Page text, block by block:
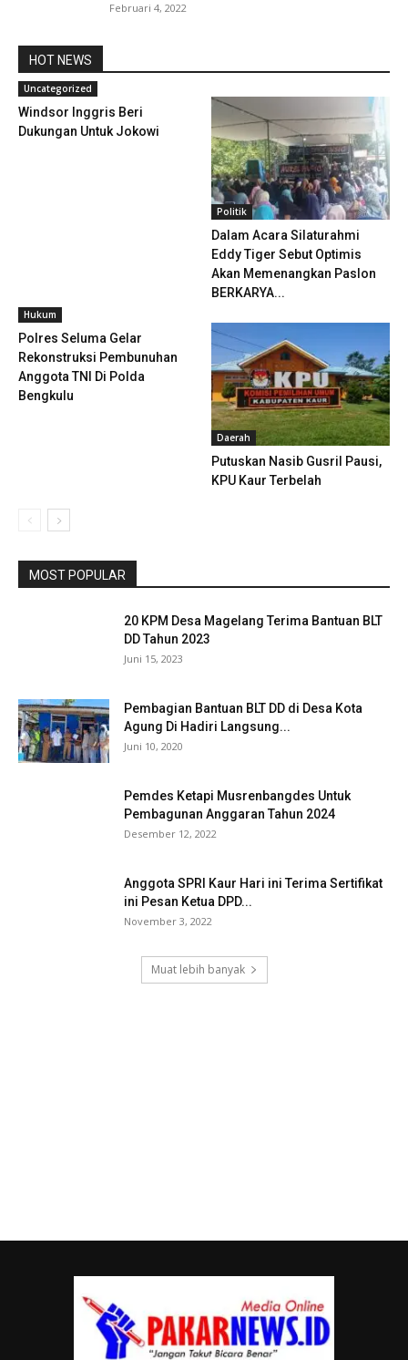
Februari 4, 2022
HOT NEWS
Uncategorized
Windsor Inggris Beri
Dukungan Untuk Jokowi
Politik
Dalam Acara Silaturahmi
Eddy Tiger Sebut Optimis
Akan Memenangkan Paslon
BERKARYA...
Hukum
Polres Seluma Gelar
Rekonstruksi Pembunuhan
Anggota TNI Di Polda
Bengkulu
Daerah
Putuskan Nasib Gusril Pausi,
KPU Kaur Terbelah
MOST POPULAR
20 KPM Desa Magelang Terima Bantuan BLT
DD Tahun 2023
Juni 15, 2023
Pembagian Bantuan BLT DD di Desa Kota
Agung Di Hadiri Langsung...
Juni 10, 2020
Pemdes Ketapi Musrenbangdes Untuk
Pembagunan Anggaran Tahun 2024
Desember 12, 2022
Anggota SPRI Kaur Hari ini Terima Sertifikat
ini Pesan Ketua DPD...
November 3, 2022
Muat lebih banyak